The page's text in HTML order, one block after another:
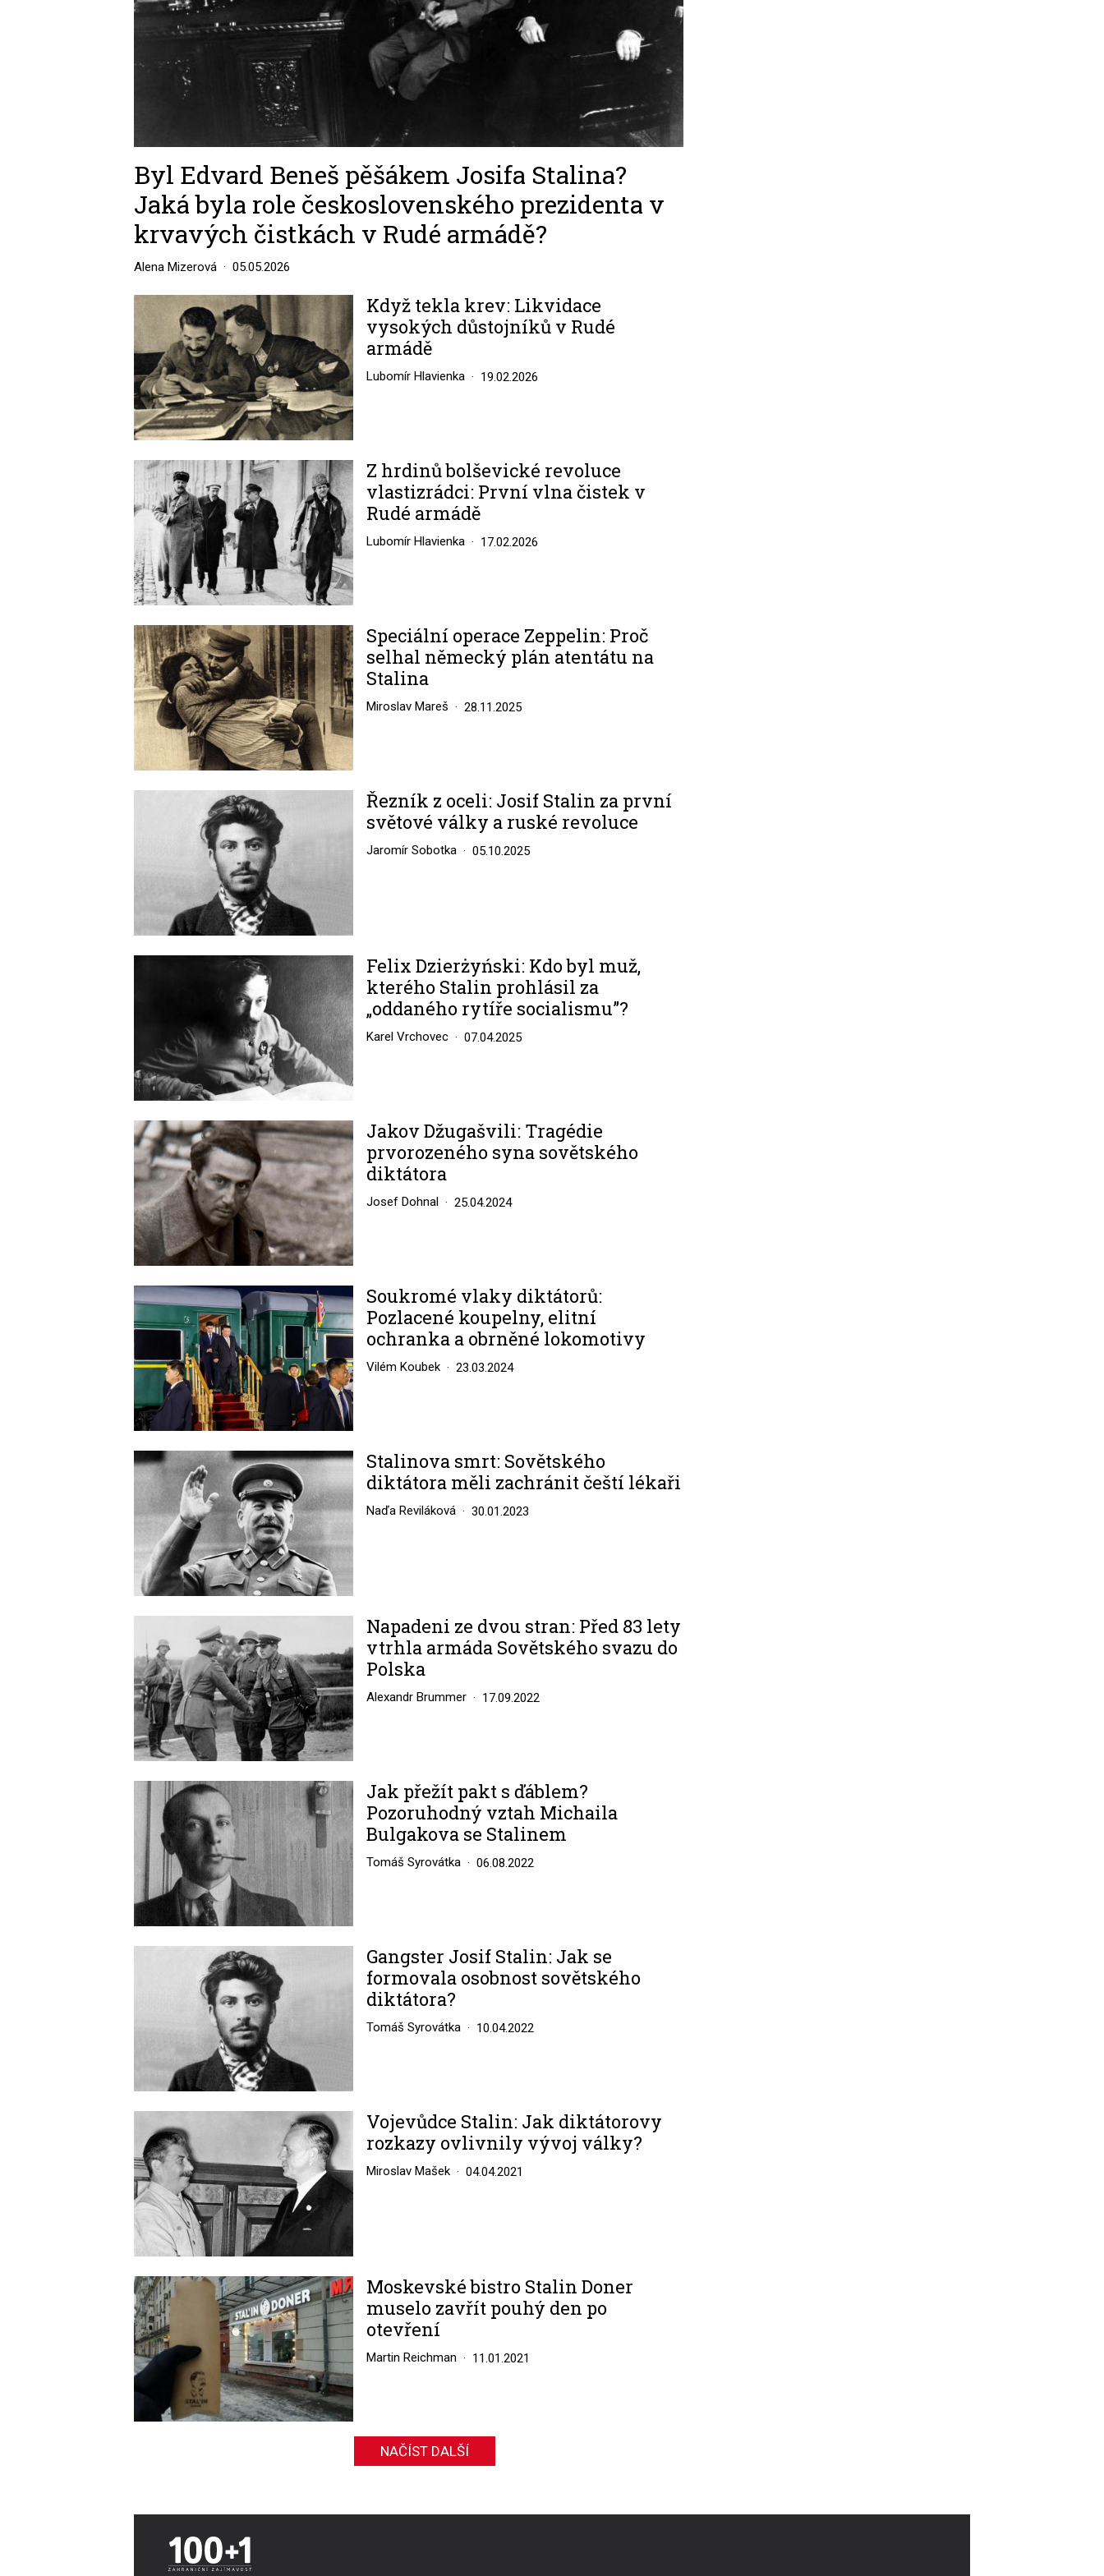
Byl Edvard Beneš pěšákem Josifa Stalina?
Jaká byla role československého prezidenta v
krvavých čistkách v Rudé armádě?
Alena Mizerová 05.05.2026
Když tekla krev: Likvidace
vysokých důstojníků v Rudé
armádě
Lubomír Hlavienka 19.02.2026
Image
Z hrdinů bolševické revoluce
vlastizrádci: První vlna čistek v
Rudé armádě
Lubomír Hlavienka 17.02.2026
Image
Speciální operace Zeppelin: Proč
selhal německý plán atentátu na
Stalina
Miroslav Mareš 28.11.2025
Řezník z oceli: Josif Stalin za první
světové války a ruské revoluce
Jaromír Sobotka 05.10.2025
Felix Dzierżyński: Kdo byl muž,
kterého Stalin prohlásil za
„oddaného rytíře socialismu”?
Karel Vrchovec 07.04.2025
Image
Jakov Džugašvili: Tragédie
prvorozeného syna sovětského
diktátora
Josef Dohnal 25.04.2024
Image
Soukromé vlaky diktátorů:
Pozlacené koupelny, elitní
ochranka a obrněné lokomotivy
Vilém Koubek 23.03.2024
Image
Stalinova smrt: Sovětského
diktátora měli zachránit čeští lékaři
Naďa Reviláková 30.01.2023
Napadeni ze dvou stran: Před 83 lety
vtrhla armáda Sovětského svazu do
Polska
Alexandr Brummer 17.09.2022
Image
Jak přežít pakt s ďáblem?
Pozoruhodný vztah Michaila
Bulgakova se Stalinem
Tomáš Syrovátka 06.08.2022
Gangster Josif Stalin: Jak se
formovala osobnost sovětského
diktátora?
Tomáš Syrovátka 10.04.2022
Vojevůdce Stalin: Jak diktátorovy
rozkazy ovlivnily vývoj války?
Miroslav Mašek 04.04.2021
Image
Moskevské bistro Stalin Doner
muselo zavřít pouhý den po
otevření
Martin Reichman 11.01.2021
NAČÍST DALŠÍ